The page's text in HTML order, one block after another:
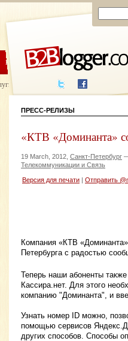
ЦЕНЫ ПОМОЩЬ
написания
ПРЕСС-РЕЛИЗЫ
«КТВ «Доминанта»
19 March, 2012, Санкт-Петербург
Телекоммуникации и Связь
Версия для печати Отправить
Компания «КТВ
Петербурга с радостью
Теперь наши абоненты
Кассира.нет. Для этого
компанию "Доминанта", и
Узнать номер ID можно,
помощью сервисов
других способов. Способы